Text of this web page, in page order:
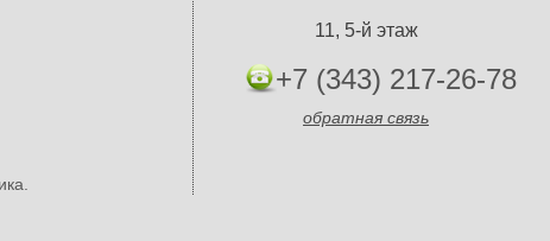
11, 5-й этаж
+7 (343) 217-26-78
обратная связь